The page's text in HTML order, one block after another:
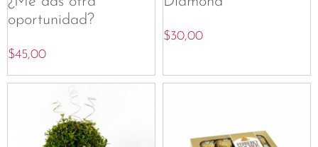
oportunidad?
$45,00
$30,00